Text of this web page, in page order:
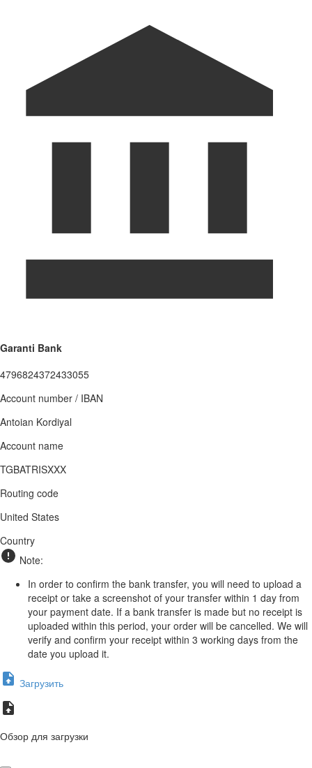
Garanti Bank
4796824372433055
Account number / IBAN
Antoian Kordiyal
Account name
TGBATRISXXX
Routing code
United States
Country
Note:
In order to confirm the bank transfer, you will need to upload a
receipt or take a screenshot of your transfer within 1 day from
your payment date. If a bank transfer is made but no receipt is
uploaded within this period, your order will be cancelled. We will
verify and confirm your receipt within 3 working days from the
date you upload it.
Загрузить
Обзор для загрузки